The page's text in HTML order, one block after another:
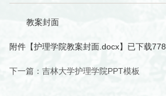
教案封面
附件【护理学院教案封面.docx】已下载778
下一篇： 吉林大学护理学院PPT模板